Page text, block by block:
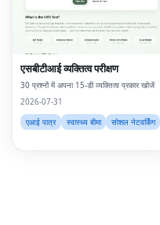
एसबीटीआई व्यक्तित्व परीक्षण
30 प्रश्नों में अपना 15-डी व्यक्तित्व प्रकार खोजें
2026-07-31
एआई पात्र
स्वास्थ्य बीमा सोशल नेटवर्किंग